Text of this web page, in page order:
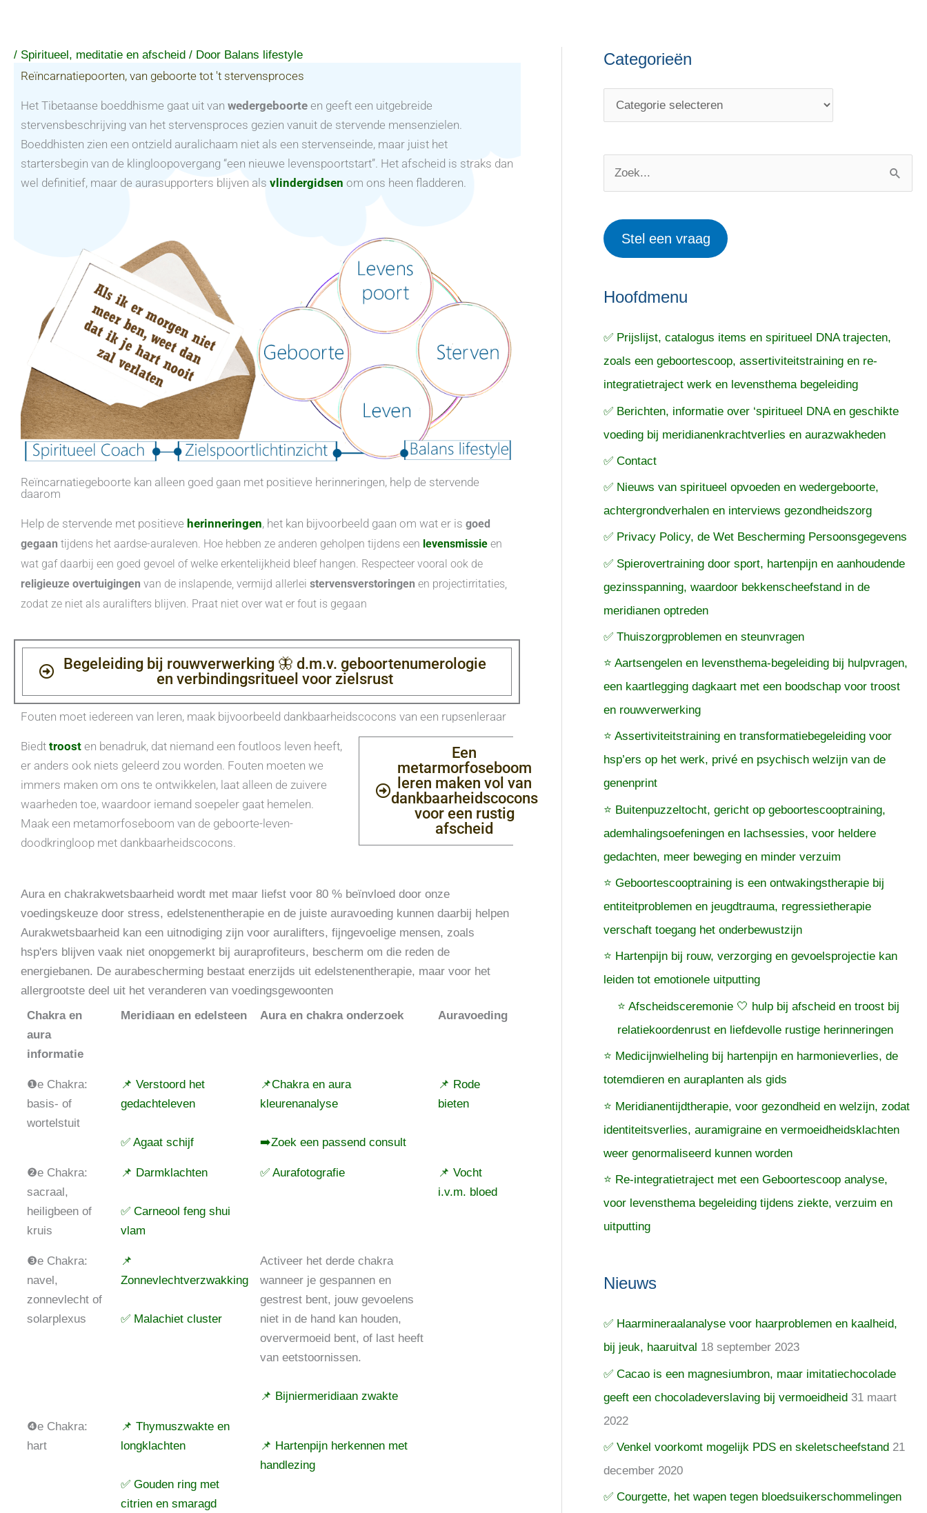
/ Spiritueel, meditatie en afscheid / Door Balans lifestyle
Reïncarnatiepoorten, van geboorte tot 't stervensproces
Het Tibetaanse boeddhisme gaat uit van wedergeboorte en geeft een uitgebreide
stervensbeschrijving van het stervensproces gezien vanuit de stervende mensenzielen.
Boeddhisten zien een ontzield auralichaam niet als een stervenseinde, maar juist het
startersbegin van de klingloopovergang “een nieuwe levenspoortstart”. Het afscheid is straks dan
wel definitief, maar de aurasupporters blijven als vlindergidsen om ons heen fladderen.
Reïncarnatiegeboorte kan alleen goed gaan met positieve herinneringen, help de stervende
daarom
Help de stervende met positieve herinneringen, het kan bijvoorbeeld gaan om wat er is goed
gegaan tijdens het aardse-auraleven. Hoe hebben ze anderen geholpen tijdens een levensmissie en
wat gaf daarbij een goed gevoel of welke erkentelijkheid bleef hangen. Respecteer vooral ook de
religieuze overtuigingen van de inslapende, vermijd allerlei stervensverstoringen en projectirritaties,
zodat ze niet als auralifters blijven. Praat niet over wat er fout is gegaan
Begeleiding bij rouwverwerking 🦋 d.m.v. geboortenumerologie
en verbindingsritueel voor zielsrust
Fouten moet iedereen van leren, maak bijvoorbeeld dankbaarheidscocons van een rupsenleraar
Biedt troost en benadruk, dat niemand een foutloos leven heeft,
er anders ook niets geleerd zou worden. Fouten moeten we
immers maken om ons te ontwikkelen, laat alleen de zuivere
waarheden toe, waardoor iemand soepeler gaat hemelen.
Maak een metamorfoseboom van de geboorte-leven-
doodkringloop met dankbaarheidscocons.
Een
metarmorfoseboom
leren maken vol van
dankbaarheidscocons
voor een rustig
afscheid
Aura en chakrakwetsbaarheid wordt met maar liefst voor 80 % beïnvloed door onze
voedingskeuze door stress, edelstenentherapie en de juiste auravoeding kunnen daarbij helpen
Aurakwetsbaarheid kan een uitnodiging zijn voor auralifters, fijngevoelige mensen, zoals
hsp'ers blijven vaak niet onopgemerkt bij auraprofiteurs, bescherm om die reden de
energiebanen. De aurabescherming bestaat enerzijds uit edelstenentherapie, maar voor het
allergrootste deel uit het veranderen van voedingsgewoonten
Chakra en
aura
informatie
Meridiaan en edelsteen Aura en chakra onderzoek Auravoeding
❶e Chakra:
basis- of
wortelstuit
📌 Verstoord het
gedachteleven
✅ Agaat schijf
📌Chakra en aura
kleurenanalyse
➡️Zoek een passend consult
📌 Rode
bieten
❷e Chakra:
sacraal,
heiligbeen of
kruis
📌 Darmklachten
✅ Carneool feng shui
vlam
✅ Aurafotografie
📌 Vocht
i.v.m. bloed
❸e Chakra:
navel,
zonnevlecht of
solarplexus
📌
Zonnevlechtverzwakking
✅ Malachiet cluster
Activeer het derde chakra
wanneer je gespannen en
gestrest bent, jouw gevoelens
niet in de hand kan houden,
oververmoeid bent, of last heeft
van eetstoornissen.
📌 Bijniermeridiaan zwakte
❹e Chakra:
hart
📌 Thymuszwakte en
longklachten
✅ Gouden ring met
citrien en smaragd
📌 Hartenpijn herkennen met
handlezing
Categorieën
C
g
e
n
e
k
a
r
:
Stel een vraag
Hoofdmenu
✅ Prijslijst, catalogus items en spiritueel DNA trajecten,
zoals een geboortescoop, assertiviteitstraining en re-
integratietraject werk en levensthema begeleiding
✅ Berichten, informatie over ‘spiritueel DNA en geschikte
voeding bij meridianenkrachtverlies en aurazwakheden
✅ Contact
✅ Nieuws van spiritueel opvoeden en wedergeboorte,
achtergrondverhalen en interviews gezondheidszorg
✅ Privacy Policy, de Wet Bescherming Persoonsgegevens
✅ Spierovertraining door sport, hartenpijn en aanhoudende
gezinsspanning, waardoor bekkenscheefstand in de
meridianen optreden
✅ Thuiszorgproblemen en steunvragen
⭐ Aartsengelen en levensthema-begeleiding bij hulpvragen,
een kaartlegging dagkaart met een boodschap voor troost
en rouwverwerking
⭐ Assertiviteitstraining en transformatiebegeleiding voor
hsp’ers op het werk, privé en psychisch welzijn van de
genenprint
⭐ Buitenpuzzeltocht, gericht op geboortescooptraining,
ademhalingsoefeningen en lachsessies, voor heldere
gedachten, meer beweging en minder verzuim
⭐ Geboortescooptraining is een ontwakingstherapie bij
entiteitproblemen en jeugdtrauma, regressietherapie
verschaft toegang het onderbewustzijn
⭐ Hartenpijn bij rouw, verzorging en gevoelsprojectie kan
leiden tot emotionele uitputting
⭐ Afscheidsceremonie 🤍 hulp bij afscheid en troost bij
relatiekoordenrust en liefdevolle rustige herinneringen
⭐ Medicijnwielheling bij hartenpijn en harmonieverlies, de
totemdieren en auraplanten als gids
⭐ Meridianentijdtherapie, voor gezondheid en welzijn, zodat
identiteitsverlies, auramigraine en vermoeidheidsklachten
weer genormaliseerd kunnen worden
⭐ Re-integratietraject met een Geboortescoop analyse,
voor levensthema begeleiding tijdens ziekte, verzuim en
uitputting
Nieuws
✅ Haarmineraalanalyse voor haarproblemen en kaalheid,
bij jeuk, haaruitval 18 september 2023
✅ Cacao is een magnesiumbron, maar imitatiechocolade
geeft een chocoladeverslaving bij vermoeidheid 31 maart
2022
✅ Venkel voorkomt mogelijk PDS en skeletscheefstand 21
december 2020
✅ Courgette, het wapen tegen bloedsuikerschommelingen
O
r
p
n